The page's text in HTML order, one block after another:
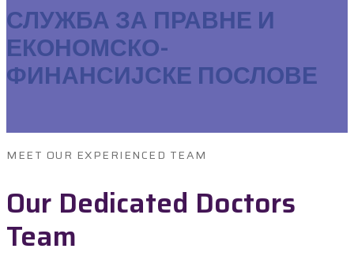
СЛУЖБА ЗА ПРАВНЕ И
ЕКОНОМСКО-
ФИНАНСИЈСКЕ ПОСЛОВЕ
MEET OUR EXPERIENCED TEAM
Our Dedicated Doctors
Team